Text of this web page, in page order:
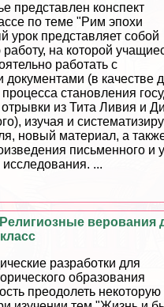
представлен конспект
по теме "Рим эпохи
урок представляет собой
на которой
работать с
документами (в качестве
становления
из Тита Ливия и
изучая и
новый материал, а
письменного и
исследования. ...
верования
разработки для
образования
преодолеть некоторую